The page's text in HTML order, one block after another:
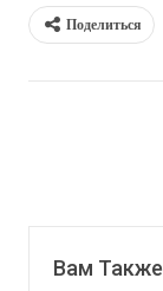
Поделиться
Вам